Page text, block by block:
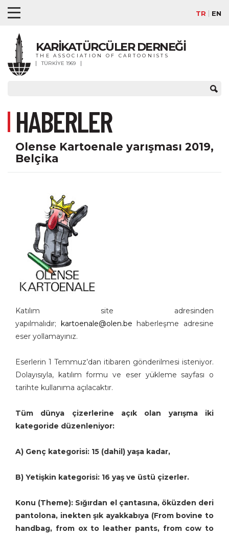
TR EN
KARİKATÜRCÜLER DERNEĞİ
THE ASSOCIATION OF CARTOONISTS
TÜRKİYE 1969
HABERLER
Olense Kartoenale yarışması 2019,
Belçika
Katılım site adresinden
yapılmalıdır; kartoenale@olen.be haberleşme adresine
eser yollamayınız.
Eserlerin 1 Temmuz’dan itibaren gönderilmesi isteniyor.
Dolayısıyla, katılım formu ve eser yükleme sayfası o
tarihte kullanıma açılacaktır.
Tüm dünya çizerlerine açık olan yarışma iki
kategoride düzenleniyor:
A) Genç kategorisi: 15 (dahil) yaşa kadar,
B) Yetişkin kategorisi: 16 yaş ve üstü çizerler.
Konu (Theme): Sığırdan el çantasına, öküzden deri
pantolona, inekten şık ayakkabıya (From bovine to
handbag, from ox to leather pants, from cow to